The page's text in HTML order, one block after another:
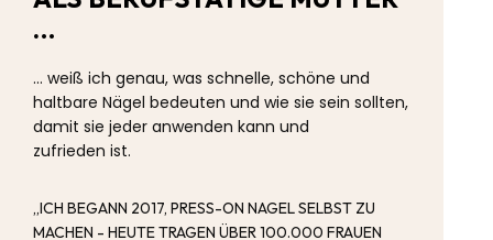
…
… weiß ich genau, was schnelle, schöne und
haltbare Nägel bedeuten und wie sie sein sollten,
damit sie jeder anwenden kann und
zufrieden ist.
„ICH BEGANN 2017, PRESS-ON NAGEL SELBST ZU
MACHEN - HEUTE TRAGEN ÜBER 100.000 FRAUEN